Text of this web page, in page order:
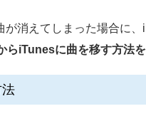
消えてしまった場合に
らiTunesに曲を移す方法を